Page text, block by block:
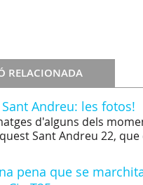
RELACIONADA
Andreu: les fotos!
d'alguns dels
Sant Andreu 22,
pena que se